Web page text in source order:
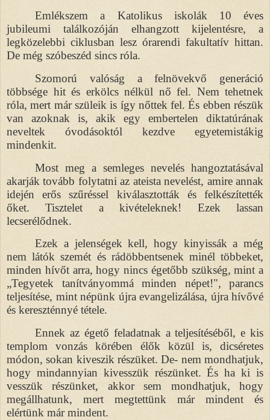
Emlékszem a Katolikus iskolák 10 éves
jubileumi találkozóján elhangzott kijelentésre, a
legközelebbi ciklusban lesz órarendi fakultatív hittan.
De még szóbeszéd sincs róla.
Szomorú valóság a felnövekvő generáció
többsége hit és erkölcs nélkül nő fel. Nem tehetnek
róla, mert már szüleik is így nőttek fel. És ebben részük
van azoknak is, akik egy embertelen diktatúrának
neveltek óvodásoktól kezdve egyetemistákig
mindenkit.
Most meg a semleges nevelés hangoztatásával
akarják tovább folytatni az ateista nevelést, amire annak
idején erős szűréssel kiválasztották és felkészítették
őket. Tisztelet a kivételeknek! Ezek lassan
lecserélődnek.
Ezek a jelenségek kell, hogy kinyissák a még
nem látók szemét és rádöbbentsenek minél többeket,
minden hívőt arra, hogy nincs égetőbb szükség, mint a
„Tegyetek tanítványommá minden népet!", parancs
teljesítése, mint népünk újra evangelizálása, újra hívővé
és kereszténnyé tétele.
Ennek az égető feladatnak a teljesítéséből, e kis
templom vonzás körében élők közül is, dicséretes
módon, sokan kiveszik részüket. De- nem mondhatjuk,
hogy mindannyian kivesszük részünket. És ha ki is
vesszük részünket, akkor sem mondhatjuk, hogy
megállhatunk, mert megtettünk már mindent és
elértünk már mindent.